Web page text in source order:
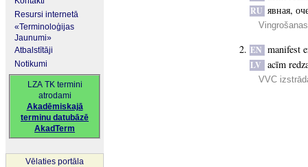
Resursi internetā
«Terminoloģijas
Jaunumi»
Atbalstītāji
Notikumi
LZA TK termini
atrodami
Akadēmiskajā
terminu datubāzē
AkadTerm
Vēlaties portāla
RU явная,
EN manifest
LV acīm
VVC